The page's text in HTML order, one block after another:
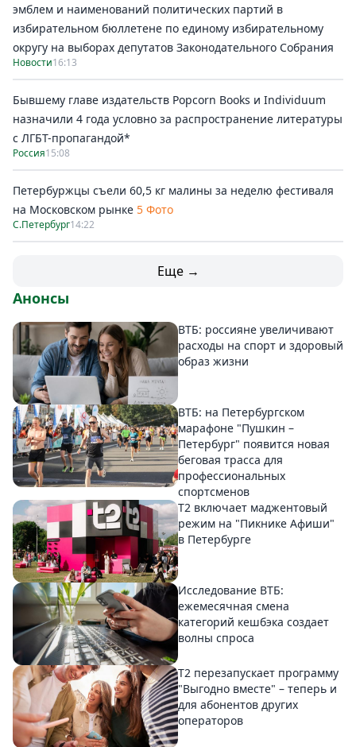
эмблем и наименований политических партий в
избирательном бюллетене по единому избирательному
округу на выборах депутатов Законодательного Собрания
Новости16:13
Бывшему главе издательств Popcorn Books и Individuum
назначили 4 года условно за распространение литературы
с ЛГБТ-пропагандой*
Россия15:08
Петербуржцы съели 60,5 кг малины за неделю фестиваля
на Московском рынке 5 Фото
С.Петербург14:22
Еще →
Анонсы
ВТБ: россияне увеличивают
расходы на спорт и здоровый
образ жизни
ВТБ: на Петербургском
марафоне "Пушкин –
Петербург" появится новая
беговая трасса для
профессиональных
спортсменов
Т2 включает маджентовый
режим на "Пикнике Афиши"
в Петербурге
Исследование ВТБ:
ежемесячная смена
категорий кешбэка создает
волны спроса
Т2 перезапускает программу
"Выгодно вместе" – теперь и
для абонентов других
операторов